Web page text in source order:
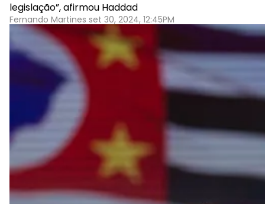
legislação”, afirmou Haddad
Fernando Martines set 30, 2024, 12:45PM